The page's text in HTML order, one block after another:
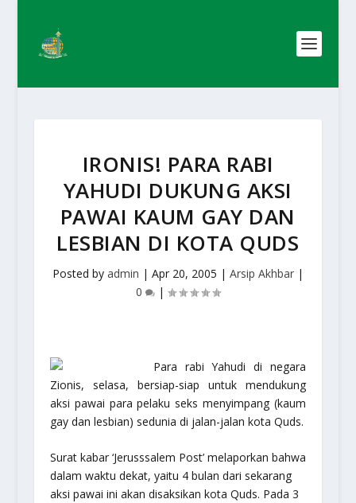
IRONIS! PARA RABI
YAHUDI DUKUNG AKSI
PAWAI KAUM GAY DAN
LESBIAN DI KOTA QUDS
Posted by admin | Apr 20, 2005 | Arsip Akhbar|
0
|
Para rabi Yahudi di negara
Zionis, selasa, bersiap-siap untuk mendukung
aksi pawai para pelaku seks menyimpang (kaum
gay dan lesbian) sedunia di jalan-jalan kota Quds.
Surat kabar ‘Jerusssalem Post’ melaporkan bahwa
dalam waktu dekat, yaitu 4 bulan dari sekarang
aksi pawai ini akan disaksikan kota Quds. Pada 3